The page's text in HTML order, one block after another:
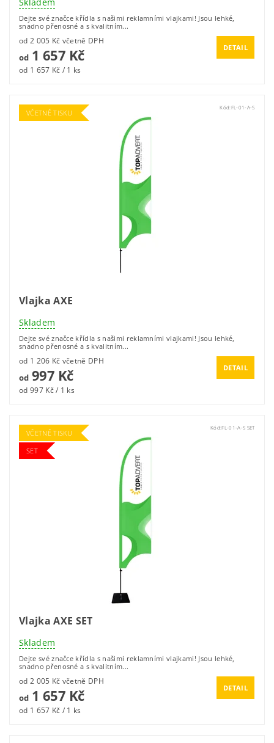
Skladem
Dejte své značce křídla s našimi reklamními vlajkami! Jsou lehké,
snadno přenosné a s kvalitním...
od 2 005 Kč včetně DPH
od1 657 Kč
od 1 657 Kč / 1 ks
DETAIL
VČETNĚ TISKU
Kód:FL-01-A-S
Vlajka AXE
Skladem
Dejte své značce křídla s našimi reklamními vlajkami! Jsou lehké,
snadno přenosné a s kvalitním...
od 1 206 Kč včetně DPH
od997 Kč
od 997 Kč / 1 ks
DETAIL
VČETNĚ TISKU
SET
Kód:FL-01-A-S SET
Vlajka AXE SET
Skladem
Dejte své značce křídla s našimi reklamními vlajkami! Jsou lehké,
snadno přenosné a s kvalitním...
od 2 005 Kč včetně DPH
od1 657 Kč
od 1 657 Kč / 1 ks
DETAIL